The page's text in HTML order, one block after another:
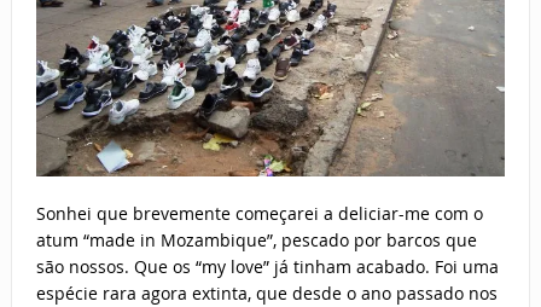
Sonhei que brevemente começarei a deliciar-me com o
atum “made in Mozambique”, pescado por barcos que
são nossos. Que os “my love” já tinham acabado. Foi uma
espécie rara agora extinta, que desde o ano passado nos